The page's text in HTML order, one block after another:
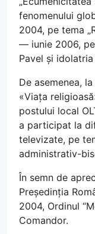
fenomenului
2004, pe tema
― iunie 2006,
Pavel și
De asemenea,
«Viața
postului local
a participat la
televizate, pe
administrativ-
În semn de
Președinția
2004, Ordinul
Comandor.